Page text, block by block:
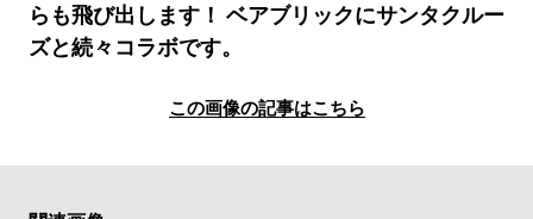
#LIFESTYLE #SNEAKER #OUTDOOR
#SPORTS #HANDSOME HANDBOOK
らも飛び出します！ ベアブリックにサンタクルー
ズと続々コラボです。
この画像の記事はこちら